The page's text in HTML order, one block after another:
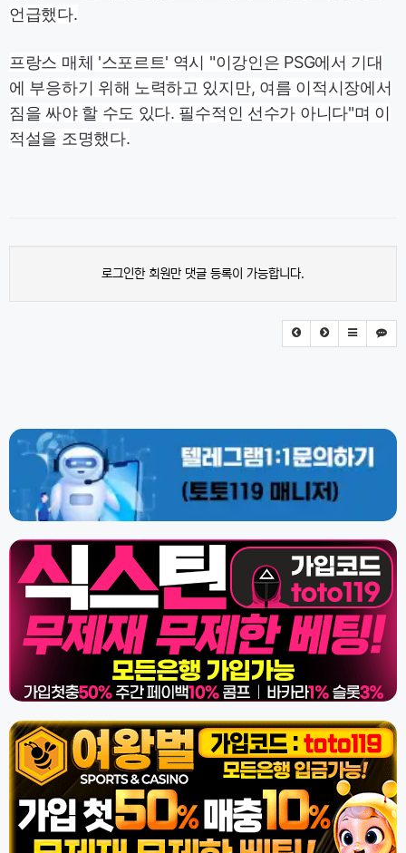
언급했다.
프랑스 매체 '스포르트' 역시 "이강인은 PSG에서 기대
에 부응하기 위해 노력하고 있지만, 여름 이적시장에서
짐을 싸야 할 수도 있다. 필수적인 선수가 아니다"며 이
적설을 조명했다.
로그인한 회원만 댓글 등록이 가능합니다.